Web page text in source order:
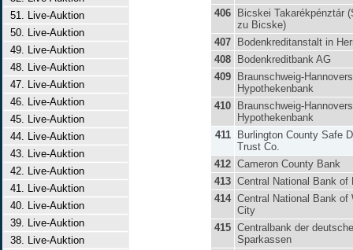
51. Live-Auktion
50. Live-Auktion
49. Live-Auktion
48. Live-Auktion
47. Live-Auktion
46. Live-Auktion
45. Live-Auktion
44. Live-Auktion
43. Live-Auktion
42. Live-Auktion
41. Live-Auktion
40. Live-Auktion
39. Live-Auktion
38. Live-Auktion
406
Bicskei Takarékpénztár
zu Bicske)
407
Bodenkreditanstalt in
408
Bodenkreditbank AG
409
Braunschweig-
Hypothekenbank
410
Braunschweig-
Hypothekenbank
411
Burlington County Safe
Trust Co.
412 Cameron County Bank
413 Central National Bank of
414 Central National Bank of
City
415 Centralbank der
Sparkassen